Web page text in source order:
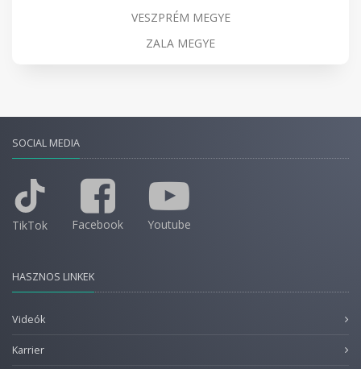
VESZPRÉM MEGYE
ZALA MEGYE
SOCIAL MEDIA
TikTok Facebook Youtube
HASZNOS LINKEK
Videók
Karrier